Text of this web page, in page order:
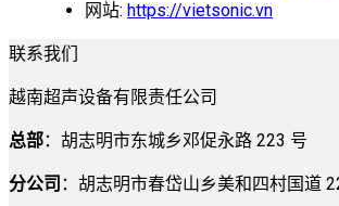
网站: https://vietsonic.vn
联系我们
越南超声设备有限责任公司
总部：胡志明市东城乡邓促永路 223 号
分公司 ：胡志明市春岱山乡美和四村国道